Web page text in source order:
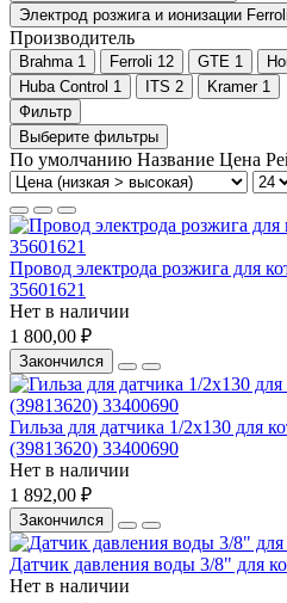
Электрод розжига и ионизации Ferroli
Производитель
Brahma 1 Ferroli 12 GTE 1
Huba Control 1 ITS 2 Kramer 1
Фильтр
Выберите фильтры
По умолчанию Название Цена
Провод электрода розжига для
35601621
Нет в наличии
1 800,00 ₽
Закончился
Гильза для датчика 1/2х130 для
(39813620) 33400690
Нет в наличии
1 892,00 ₽
Закончился
Датчик давления воды 3/8" для
Нет в наличии